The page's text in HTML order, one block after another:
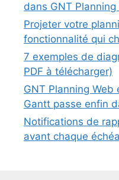
dans GNT Planning
Projeter votre
fonctionnalité qui
7 exemples de
PDF à télécharger)
GNT Planning
Gantt passe enfin
Notifications de
avant chaque